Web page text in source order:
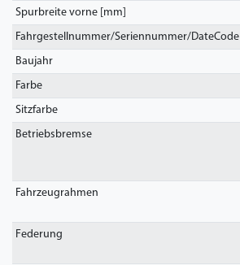
Spurbreite vorne [mm]
Fahrgestellnummer/Seriennummer/DateCode
Baujahr
Farbe
Sitzfarbe
Betriebsbremse
Fahrzeugrahmen
Federung